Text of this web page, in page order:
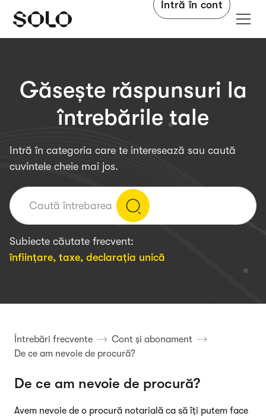
Intră în cont
Găsește răspunsuri la
întrebările tale
Intră în categoria care te interesează sau caută
cuvintele cheie mai jos.
Subiecte căutate frecvent:
înființare, taxe, declarația unică
Întrebări frecvente
Cont și abonament
De ce am nevoie de procură?
De ce am nevoie de procură?
Avem nevoie de o procură notarială ca să îți putem face